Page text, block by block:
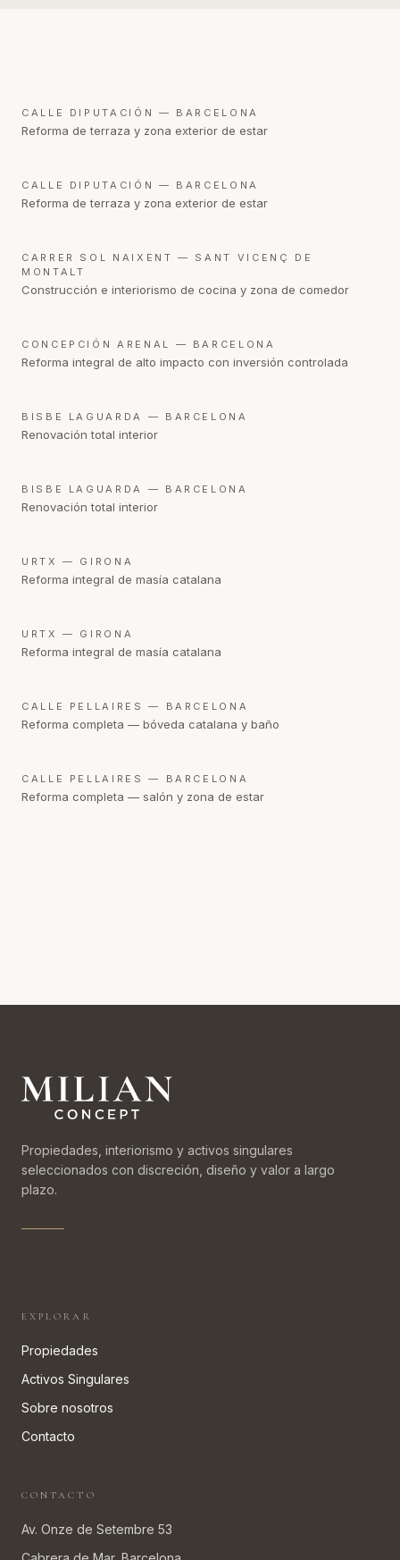
CALLE DIPUTACIÓN — ​BARCELONA
Reforma de terraza y zona exterior de estar
CALLE DIPUTACIÓN — ​BARCELONA
Reforma de terraza y zona exterior de estar
CARRER SOL NAIXENT — SANT VICENÇ DE
MONTALT
Construcción e interiorismo de cocina y zona de comedor
CONCEPCIÓN ARENAL — ​BARCELONA
Reforma integral de alto impacto con inversión controlada
BISBE LAGUARDA — ​BARCELONA
Renovación total interior
BISBE LAGUARDA — ​BARCELONA
Renovación total interior
URTX — GIRONA
Reforma integral de masía catalana
URTX — GIRONA
Reforma integral de masía catalana
CALLE PELLAIRES — BARCELONA
Reforma completa — bóveda catalana y baño
CALLE PELLAIRES — BARCELONA
Reforma completa — salón y zona de estar
Propiedades, interiorismo y activos singulares
seleccionados con discreción, diseño y valor a largo
plazo.
EXPLORAR
Propiedades
Activos Singulares
Sobre nosotros
Contacto
CONTACTO
Av. Onze de Setembre 53